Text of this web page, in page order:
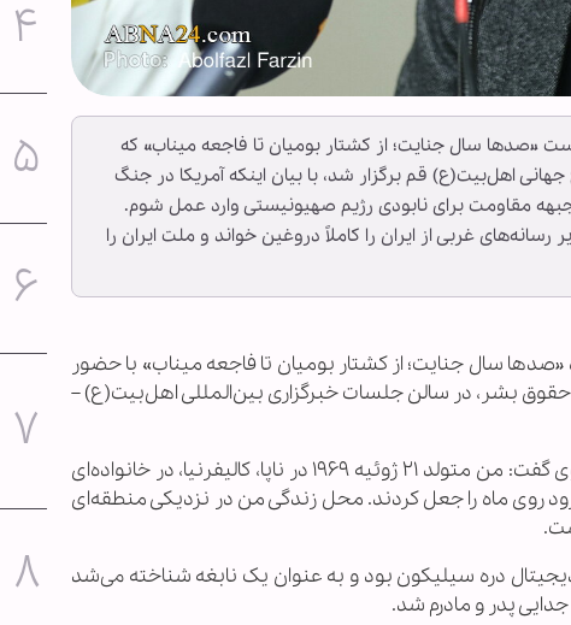
«صدها سال جنایت؛ از کشتار بومیان تا فاجعه میناب» که
اهل‌بیت(ع) قم برگزار شد، با بیان اینکه آمریکا در جنگ
مقاومت برای نابودی رژیم صهیونیستی وارد عمل شوم.
غربی از ایران را کاملاً دروغین خواند و ملت ایران را
سال جنایت؛ از کشتار بومیان تا فاجعه میناب» با حضور
حقوق بشر، در سالن جلسات خبرگزاری بین‌المللی اهل‌بیت(ع) –
اوکیف در ابتدای سخنان خود، به معرفی پیشینه خود پرداخت. وی گفت: من متولد ۲۱ ژوئیه ۱۹۶۹ در ناپا، کالیفرنیا، در خانواده‌ای
روی ماه را جعل کردند. محل زندگی من در نزدیکی منطقه‌ای
دره سیلیکون بود و به عنوان یک نابغه شناخته می‌شد
پدر و مادرم شد.